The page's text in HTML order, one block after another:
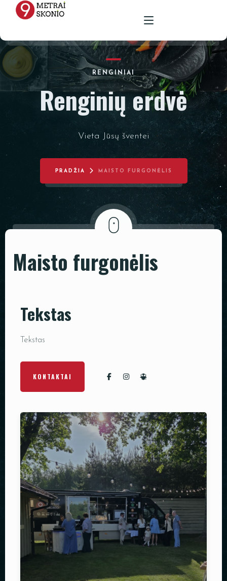
PAGRINDINIS
MENIU
MAISTAS ŠVENTĖMS
MAITINIMAS VIETOJE
GALERIJA
STALTIESĖS
INDAI
RENGINIAI
Renginių erdvė
Vieta Jūsų šventei
PRADŽIA MAISTO FURGONĖLIS
Maisto furgonėlis
Tekstas
Tekstas
KONTAKTAI